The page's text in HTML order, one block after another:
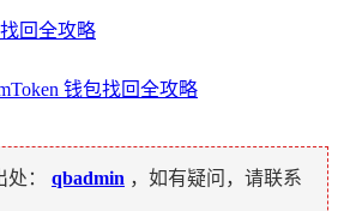
回全攻略
钱包找回全攻略
： qbadmin ，如有疑问，请联系